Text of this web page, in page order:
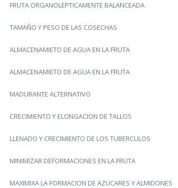
FRUTA ORGANOLEPTICAMENTE BALANCEADA
TAMAÑO Y PESO DE LAS COSECHAS
ALMACENAMIETO DE AGUA EN LA FRUTA
ALMACENAMIETO DE AGUA EN LA FRUTA
MADURANTE ALTERNATIVO
CRECIMIENTO Y ELONGACION DE TALLOS
LLENADO Y CRECIMIENTO DE LOS TUBERCULOS
MINIMIZAR DEFORMACIONES EN LA FRUTA
MAXIMIXA LA FORMACION DE AZUCARES Y ALMIDONES